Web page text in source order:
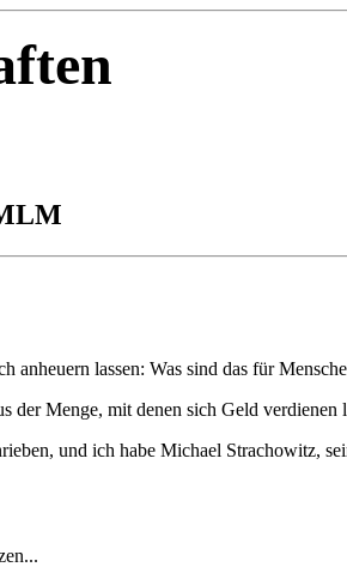
anheuern lassen: Was sind das für
der Menge, mit denen sich Geld verdienen
und ich habe Michael Strachowitz,